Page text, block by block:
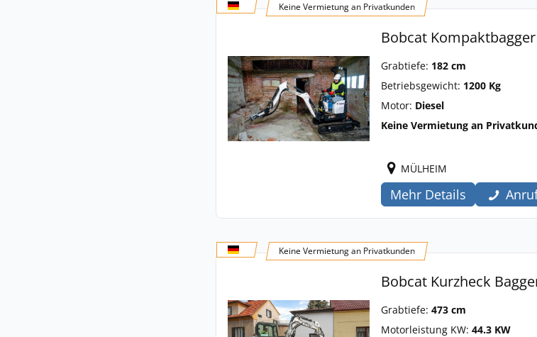
Keine Vermietung an Privatkunden
Bobcat Kompaktbagger
Grabtiefe: 182 cm
Betriebsgewicht: 1200 Kg
Motor: Diesel
Keine Vermietung an
MÜLHEIM
Mehr Details
Keine Vermietung an Privatkunden
Bobcat Kurzheck
Grabtiefe: 473 cm
Motorleistung KW: 44.3 KW